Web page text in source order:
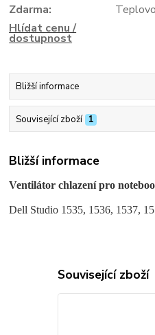
Zdarma:
Hlídat cenu /
dostupnost
Bližší informace
Související zboží 1
Bližší informace
Ventilátor chlazení pro
Dell Studio 1535, 1536, 1537,
Související zboží